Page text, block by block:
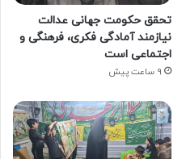
تحقق حکومت جهانی عدالت
نیازمند آمادگی فکری، فرهنگی و
اجتماعی است
9 ساعت پیش